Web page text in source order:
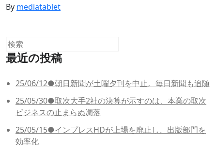
By mediatablet
最近の投稿
25/06/12●朝日新聞が土曜夕刊を中止。毎日新聞も追随
25/05/30●取次大手2社の決算が示すのは、本業の取次
ビジネスの止まらぬ凋落
25/05/15●インプレスHDが上場を廃止し、出版部門を
効率化